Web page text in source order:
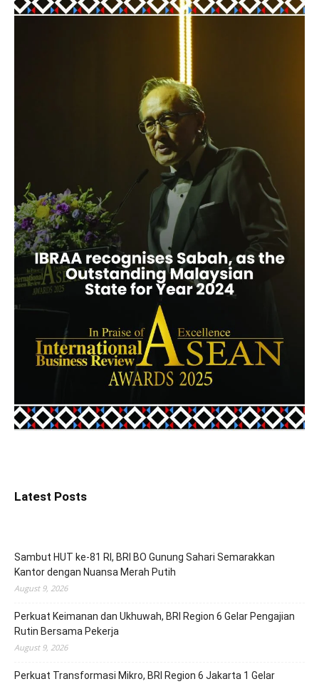
Latest Posts
Sambut HUT ke-81 RI, BRI BO Gunung Sahari Semarakkan
Kantor dengan Nuansa Merah Putih
August 9, 2026
Perkuat Keimanan dan Ukhuwah, BRI Region 6 Gelar Pengajian
Rutin Bersama Pekerja
August 9, 2026
Perkuat Transformasi Mikro, BRI Region 6 Jakarta 1 Gelar